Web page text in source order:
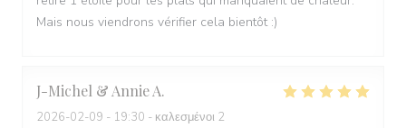
Mais nous viendrons vérifier cela bientôt :)
J-Michel & AnnieA
2026-02-09 - 19:30 - καλεσμένοι 2